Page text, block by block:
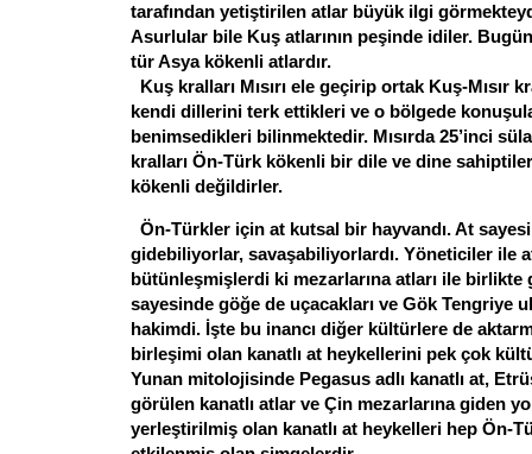
tarafından yetiştirilen atlar büyük ilgi
Asurlular bile Kuş atlarının peşinde idiler.
tür Asya kökenli atlardır.
Kuş kralları Mısırı ele geçirip ortak Kuş-Mısır
kendi dillerini terk ettikleri ve o bölgede
benimsedikleri bilinmektedir. Mısırda 25’inci
kralları Ön-Türk kökenli bir dile ve dine
kökenli değildirler.
Ön-Türkler için at kutsal bir hayvandı. At
gidebiliyorlar, savaşabiliyorlardı. Yöneticiler ile
bütünleşmişlerdi ki mezarlarına atları ile birlikte
sayesinde göğe de uçacakları ve Gök Tengriye
hakimdi. İşte bu inancı diğer kültürlere de
birleşimi olan kanatlı at heykellerini pek çok
Yunan mitolojisinde Pegasus adlı kanatlı at,
görülen kanatlı atlar ve Çin mezarlarına giden
yerleştirilmiş olan kanatlı at heykelleri hep Ön-